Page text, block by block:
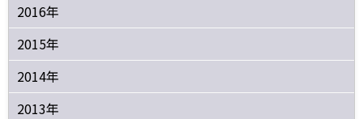
2016年
2015年
2014年
2013年